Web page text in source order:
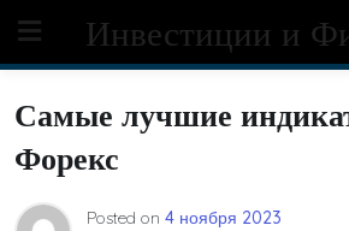
content
Инвестиции и
Самые лучшие
Форекс
Posted on 4 ноября 2023